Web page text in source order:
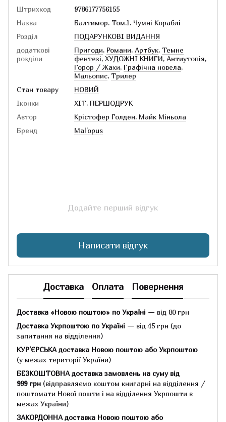
Штрихкод
9786177756155
Назва
Балтимор. Том.1. Чумні Кораблі
Розділ
ПОДАРУНКОВІ ВИДАННЯ
додаткові
розділи
Пригоди, Романи, Артбук, Темне
фентезі, ХУДОЖНІ КНИГИ, Антиутопія,
Горор / Жахи, Графічна новела,
Мальопис, Трилер
Стан товару
НОВИЙ
Іконки
ХІТ, ПЕРШОДРУК
Автор
Крістофер Голден, Майк Міньола
Бренд
Mal'opus
Додайте перший відгук
Написати відгук
Доставка Оплата Повернення
Доставка «Новою поштою» по Україні — від 80 грн
Доставка Укрпоштою по Україні — від 45 грн (до
запитання на відділення)
КУР'ЄРСЬКА доставка Новою поштою або Укрпоштою
(у межах території України)
БЕЗКОШТОВНА доставка замовлень на суму від
999 грн (відправляємо коштом книгарні на відділення /
поштомати Нової пошти і на відділення Укрпошти в
межах України)
ЗАКОРДОННА доставка Новою поштою або